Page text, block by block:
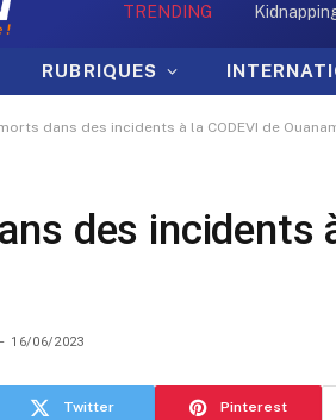
TRENDING
RUBRIQUES
dans des incidents à la CODEVI de
des incidents
16/06/2023
Twitter Pinterest